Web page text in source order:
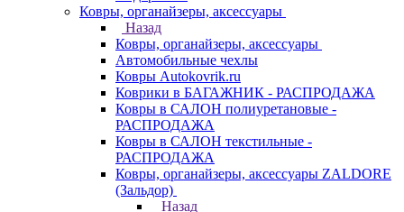
Ковры, органайзеры, аксессуары
Назад
Ковры, органайзеры, аксессуары
Автомобильные чехлы
Ковры Autokovrik.ru
Коврики в БАГАЖНИК - РАСПРОДАЖА
Ковры в САЛОН полиуретановые -
РАСПРОДАЖА
Ковры в САЛОН текстильные -
РАСПРОДАЖА
Ковры, органайзеры, аксессуары ZALDORE
(Зальдор)
Назад